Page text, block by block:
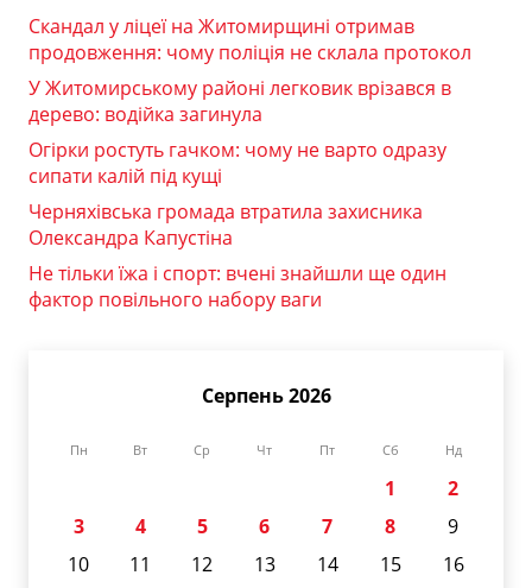
Скандал у ліцеї на Житомирщині отримав
продовження: чому поліція не склала протокол
У Житомирському районі легковик врізався в
дерево: водійка загинула
Огірки ростуть гачком: чому не варто одразу
сипати калій під кущі
Черняхівська громада втратила захисника
Олександра Капустіна
Не тільки їжа і спорт: вчені знайшли ще один
фактор повільного набору ваги
Серпень 2026
Пн Вт Ср Чт Пт Сб Нд
1
2
3
4 5 6 7 8
9
10
11 12 13 14 15
16